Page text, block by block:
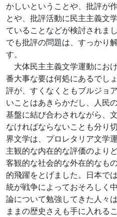
かしいということや、批評が
とや、批評活動に民主主義文
ていることなどが検討されま
でも批評の問題は、すっかり
す。
大体民主主義文学運動にお
番大事な要は何処にあるでし
評が、すくなくともブルジョ
いことはあきらかだし、人民
基盤に結び合わされながら、
なければならないことも分り
界文学は、プロレタリア文学
主観的な内在的な評価のより
客観的な社会的な外在的なも
的飛躍をとげました。日本で
統が戦争によっておそろしく
論について勉強してきた人々
ままの歴史さえも手に入れる